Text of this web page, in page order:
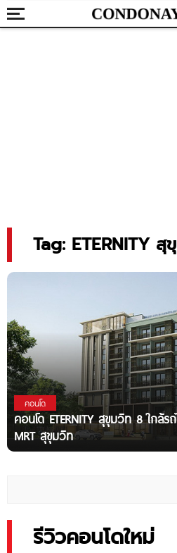
Tag: ETERNITY
คอนโด
คอนโด ETERNITY สุขุมวิท 8 ใกล้
MRT สุขุมวิท
รีวิวคอนโดใหม่